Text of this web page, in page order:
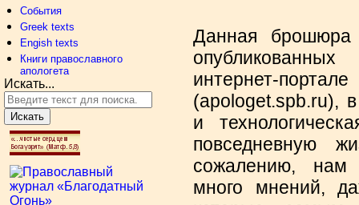
События
Greek texts
Engish texts
Книги православного
апологета
Искать...
Искать
Данная брошюра
интернет-
(apologet.spb.ru),
и
повседневную
сожалению, нам
много мнений,